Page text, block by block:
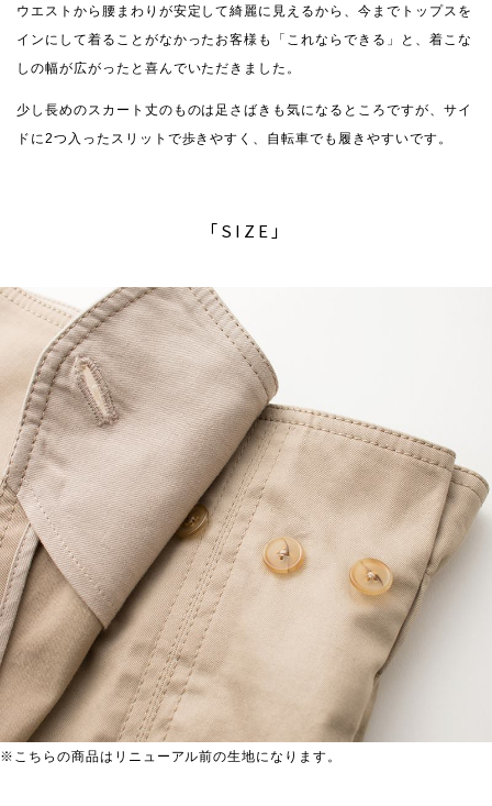
ウエストから腰まわりが安定して綺麗に見えるから、今までトップスを
インにして着ることがなかったお客様も「これならできる」と、着こな
しの幅が広がったと喜んでいただきました。
少し長めのスカート丈のものは足さばきも気になるところですが、サイ
ドに2つ入ったスリットで歩きやすく、自転車でも履きやすいです。
「SIZE」
※こちらの商品はリニューアル前の生地になります。